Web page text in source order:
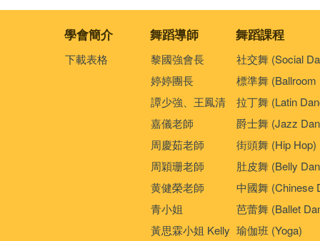
學會簡介 舞蹈導師 舞蹈課程
下載表格
黎國強會長
婷婷團長
譚少強、王鳳清
嘉儀老師
周慶茹老師
周穎珊老師
黄健榮老師
青小姐
黃思霖小姐 Kelly
社交舞 (Social
標準舞 (Ballroom
拉丁舞 (Latin
爵士舞 (Jazz
街頭舞 (Hip Hop)
肚皮舞 (Belly
中國舞 (Chinese
芭蕾舞 (Ballet
瑜伽班 (Yoga)